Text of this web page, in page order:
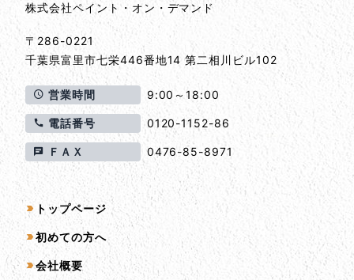
株式会社ペイント・オン・デマンド
〒286-0221
千葉県富里市七栄446番地14 第二相川ビル102
営業時間 9:00～18:00
電話番号 0120-1152-86
ＦＡＸ 0476-85-8971
サイトマップ
トップページ
初めての方へ
会社概要